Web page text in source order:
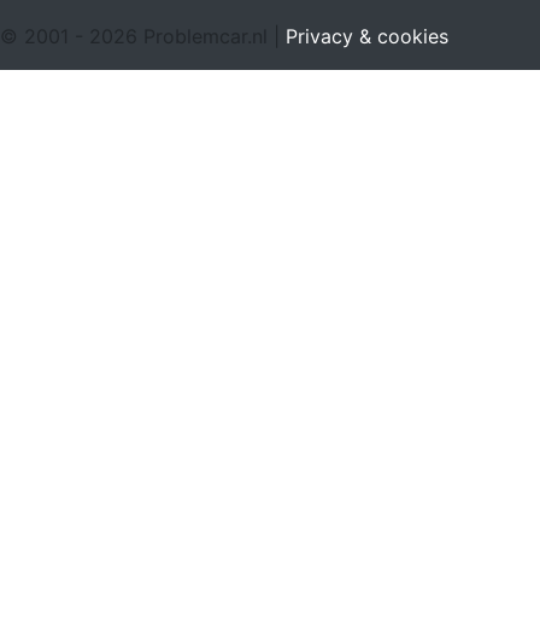
© 2001 - 2026 Problemcar.nl | Privacy & cookies